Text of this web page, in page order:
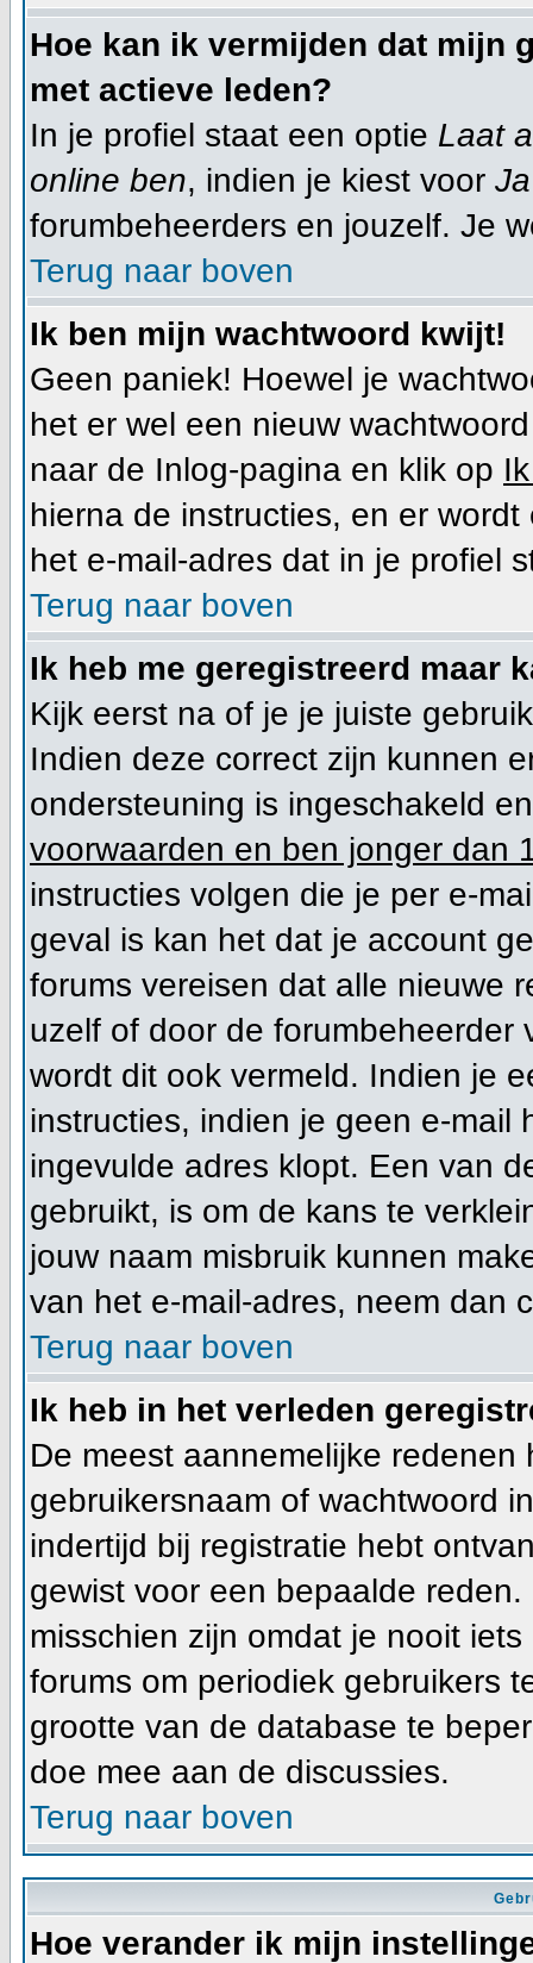
Hoe kan ik vermijden dat mijn
met actieve leden?
In je profiel staat een optie Laat
online ben, indien je kiest voor Ja
forumbeheerders en jouzelf. Je
Terug naar boven
Ik ben mijn wachtwoord kwijt!
Geen paniek! Hoewel je
het er wel een nieuw
naar de Inlog-pagina en klik op
hierna de instructies, en er
het e-mail-adres dat in je profiel
Terug naar boven
Ik heb me geregistreerd maar
Kijk eerst na of je je juiste
Indien deze correct zijn kunnen
ondersteuning is ingeschakeld
voorwaarden en ben jonger dan
instructies volgen die je per e-
geval is kan het dat je account
forums vereisen dat alle nieuwe
uzelf of door de forumbeheerder
wordt dit ook vermeld. Indien je
instructies, indien je geen e-
ingevulde adres klopt. Een van
gebruikt, is om de kans te
jouw naam misbruik kunnen
van het e-mail-adres, neem dan
Terug naar boven
Ik heb in het verleden
De meest aannemelijke
gebruikersnaam of wachtwoord
indertijd bij registratie hebt
gewist voor een bepaalde
misschien zijn omdat je nooit
forums om periodiek gebruikers
grootte van de database te
doe mee aan de discussies.
Terug naar boven
Hoe verander ik mijn